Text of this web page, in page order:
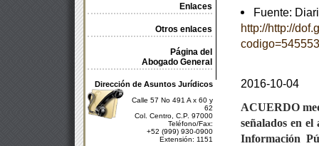
Enlaces
Otros enlaces
Página del
Abogado General
Dirección de Asuntos Jurídicos
Calle 57 No 491 A x 60 y
62
Col. Centro, C.P. 97000
Teléfono/Fax:
+52 (999) 930-0900
Extensión: 1151
Fuente:
http://http://
2016-10-04
ACUERDO
señalados en
Información